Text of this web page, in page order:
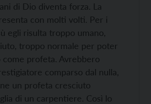
di Dio diventa forza. La
con molti volti. Per i
egli risulta troppo umano,
troppo normale per poter
come profeta. Avrebbero
comparso dal nulla,
un profeta cresciuto
di un carpentiere. Così lo